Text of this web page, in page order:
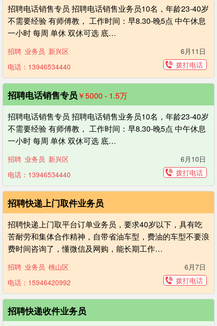
招聘电话销售专员 招聘电话销售业务员10名，年龄23-40岁
不需要经验 有师傅教， 工作时间：早8.30-晚5点 中午休息
一小时 每周 单休 双休可选 底…
招聘 业务员 新兴区
6月11日
电话：13946534440
拨打电话
招聘电话销售专员 ￥5000 - 1.5万
招聘电话销售专员 招聘电话销售业务员10名，年龄23-40岁
不需要经验 有师傅教， 工作时间：早8.30-晚5点 中午休息
一小时 每周 单休 双休可选 底…
招聘 业务员 新兴区
6月10日
电话：13946534440
拨打电话
招聘快递上门取件业务员
招聘快递上门取平台订单业务员，要求40岁以下，具有吃
苦耐劳和集体合作精神，自带省油车型，费油的车型不要浪
费时间咨询了，懂微信及网购，能长期工作…
招聘 业务员 桃山区
6月7日
电话：15946420992
拨打电话
招聘快递收件业务员